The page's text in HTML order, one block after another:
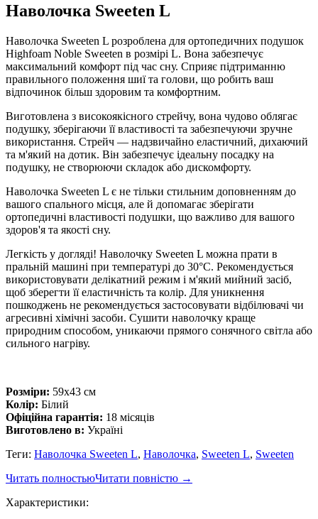
Наволочка Sweeten L
Наволочка Sweeten L розроблена для ортопедичних подушок
Highfoam Noble Sweeten в розмірі L. Вона забезпечує
максимальний комфорт під час сну. Сприяє підтриманню
правильного положення шиї та голови, що робить ваш
відпочинок більш здоровим та комфортним.
Виготовлена з високоякісного стрейчу, вона чудово облягає
подушку, зберігаючи її властивості та забезпечуючи зручне
використання. Стрейч — надзвичайно еластичний, дихаючий
та м'який на дотик. Він забезпечує ідеальну посадку на
подушку, не створюючи складок або дискомфорту.
Наволочка Sweeten L є не тільки стильним доповненням до
вашого спального місця, але й допомагає зберігати
ортопедичні властивості подушки, що важливо для вашого
здоров'я та якості сну.
Легкість у догляді! Наволочку Sweeten L можна прати в
пральній машині при температурі до 30°C. Рекомендується
використовувати делікатний режим і м'який мийний засіб,
щоб зберегти її еластичність та колір. Для уникнення
пошкоджень не рекомендується застосовувати відбілювачі чи
агресивні хімічні засоби. Сушити наволочку краще
природним способом, уникаючи прямого сонячного світла або
сильного нагріву.
Розміри: 59x43 см
Колір: Білий
Офіційна гарантія: 18 місяців
Виготовлено в: Україні
Теги: Наволочка Sweeten L, Наволочка, Sweeten L, Sweeten
Читать полностьюЧитати повністю →
Характеристики: